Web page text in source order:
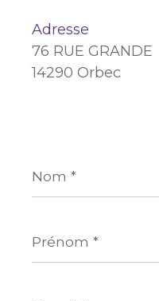
Adresse
76 RUE GRANDE
14290 Orbec
*
*